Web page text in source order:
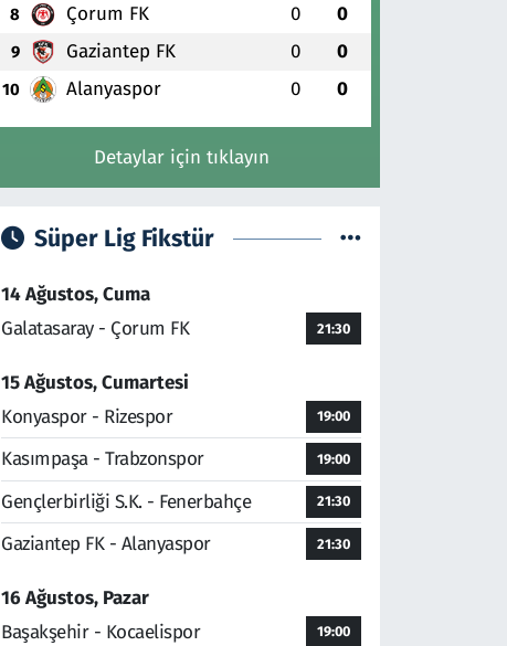
8 Çorum FK 0 0
9 Gaziantep FK 0 0
10 Alanyaspor 0 0
Detaylar için tıklayın
Süper Lig Fikstür
14 Ağustos, Cuma
Galatasaray - Çorum FK
21:30
15 Ağustos, Cumartesi
Konyaspor - Rizespor
19:00
Kasımpaşa - Trabzonspor 19:00
Gençlerbirliği S.K. - Fenerbahçe 21:30
Gaziantep FK - Alanyaspor 21:30
16 Ağustos, Pazar
Başakşehir - Kocaelispor
19:00